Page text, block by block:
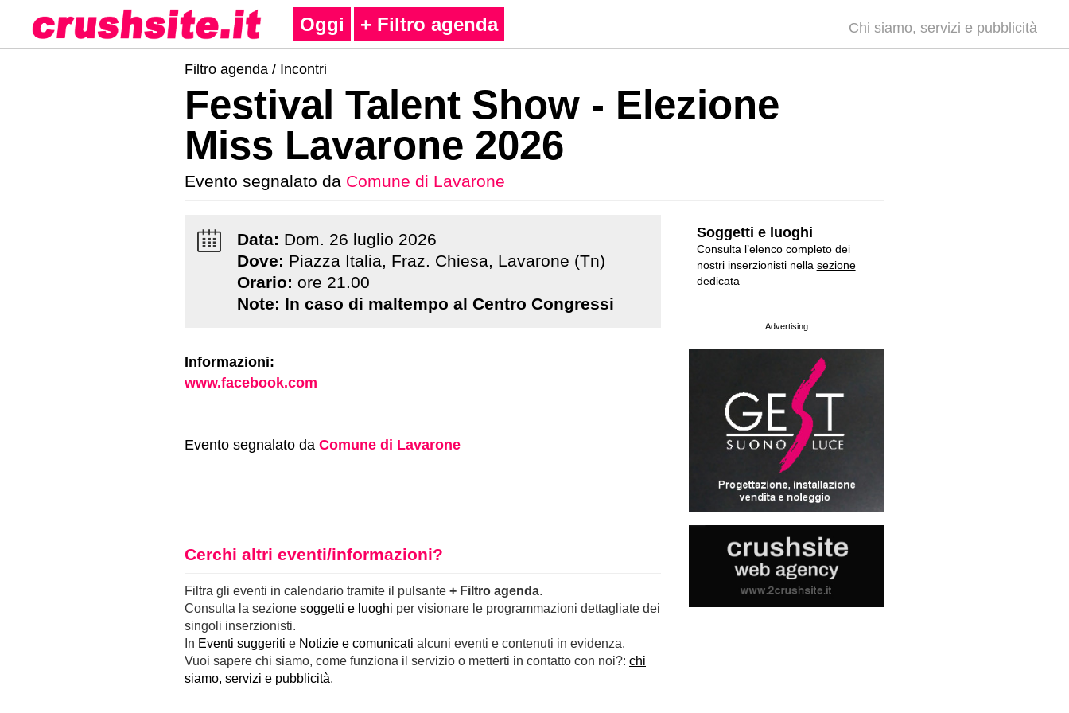
Oggi + Filtro agenda Chi siamo, servizi e pubblicità
Filtro agenda / Incontri
Festival Talent Show - Elezione
Miss Lavarone 2026
Evento segnalato da Comune di Lavarone
Data: Dom. 26 luglio 2026
Dove: Piazza Italia, Fraz. Chiesa, Lavarone (Tn)
Orario: ore 21.00
Note: In caso di maltempo al Centro Congressi
Informazioni:
www.facebook.com
Evento segnalato da Comune di Lavarone
Cerchi altri eventi/informazioni?
Filtra gli eventi in calendario tramite il pulsante + Filtro agenda.
Consulta la sezione soggetti e luoghi per visionare le programmazioni dettagliate dei
singoli inserzionisti.
In Eventi suggeriti e Notizie e comunicati alcuni eventi e contenuti in evidenza.
Vuoi sapere chi siamo, come funziona il servizio o metterti in contatto con noi?: chi
siamo, servizi e pubblicità.
Soggetti e luoghi
Consulta l’elenco completo dei
nostri inserzionisti nella sezione
dedicata
Advertising